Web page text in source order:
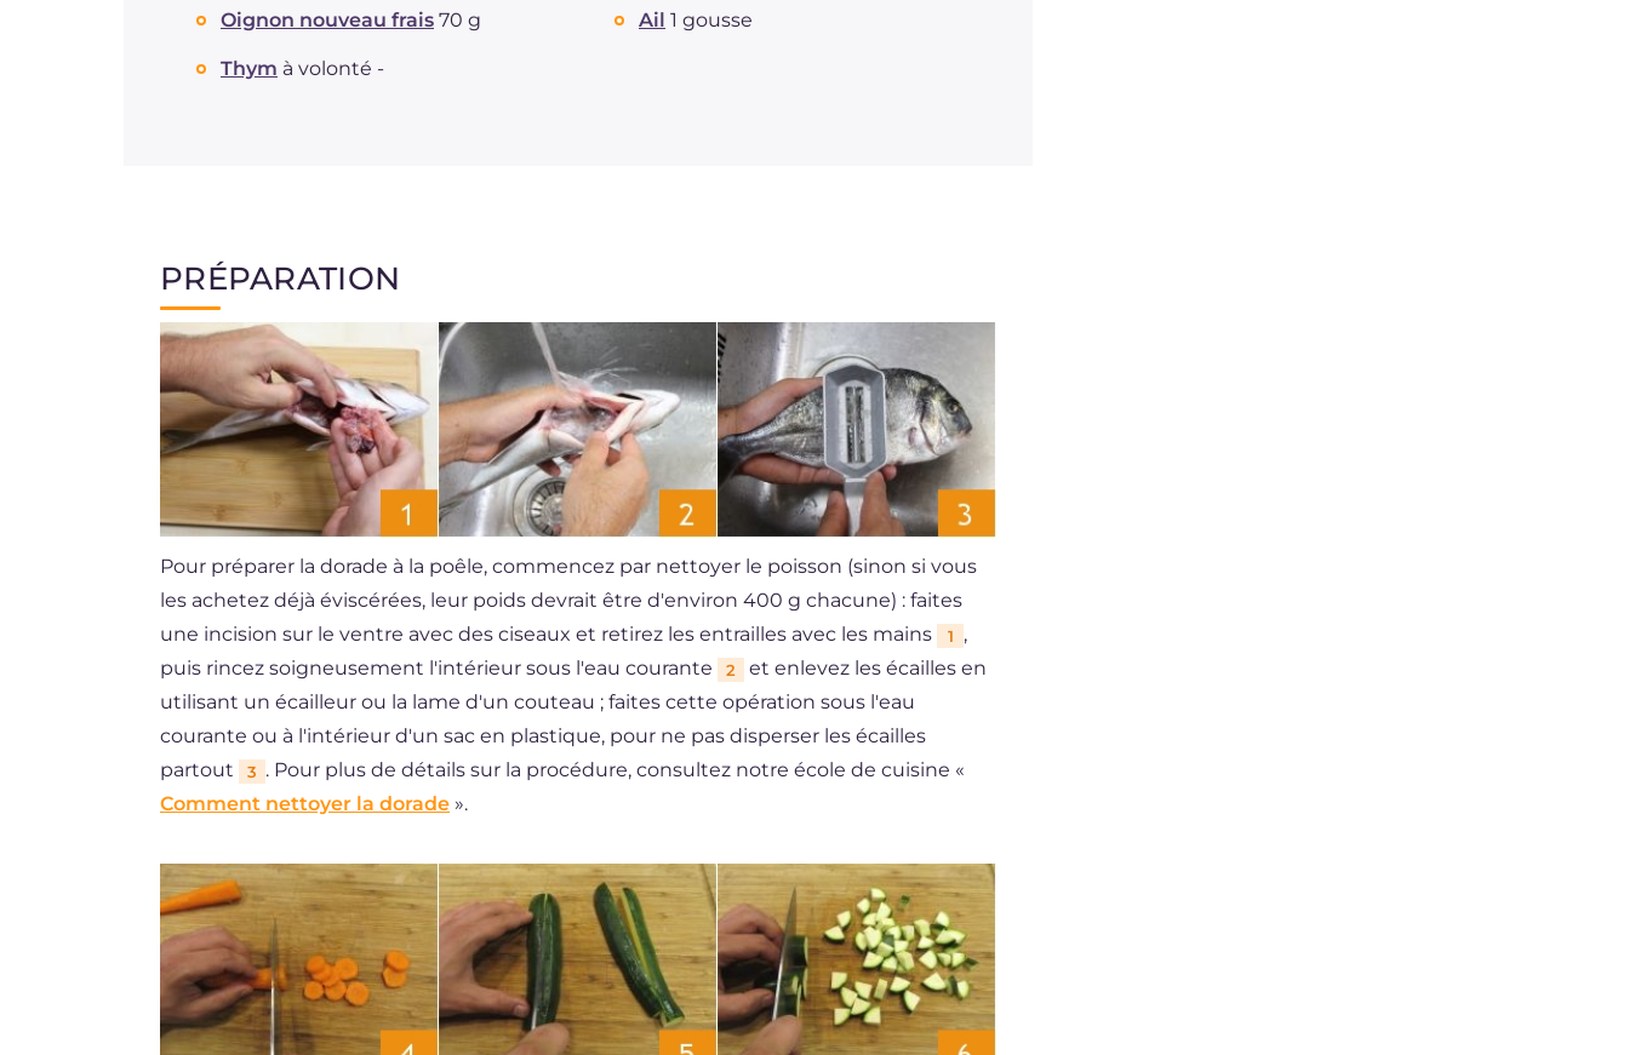
Graisses
Oignon nouveau frais 70 g Ail 1 gousse
Thym à volonté -
PRÉPARATION
Pour préparer la dorade à la poêle, commencez par nettoyer le poisson (sinon si vous
les achetez déjà éviscérées, leur poids devrait être d'environ 400 g chacune) : faites
une incision sur le ventre avec des ciseaux et retirez les entrailles avec les mains
1
,
puis rincez soigneusement l'intérieur sous l'eau courante
2
et enlevez les écailles en
utilisant un écailleur ou la lame d'un couteau ; faites cette opération sous l'eau
courante ou à l'intérieur d'un sac en plastique, pour ne pas disperser les écailles
partout
3 . Pour plus de détails sur la procédure, consultez notre école de cuisine «
Comment nettoyer la dorade ».